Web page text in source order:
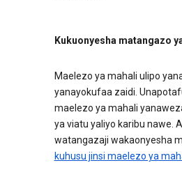
Kukuonyesha matangazo
Maelezo ya mahali ulipo
yanayokufaa zaidi.
maelezo ya mahali
ya viatu yaliyo karibu nawe.
watangazaji wakaonyesha
kuhusu jinsi maelezo ya